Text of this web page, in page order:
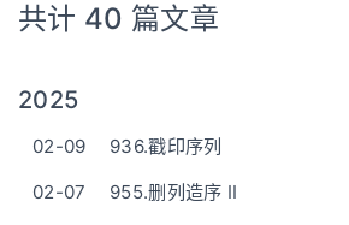
共计 40 篇文章
2025
02-09
936.戳印序列
02-07
955.删列造序 II